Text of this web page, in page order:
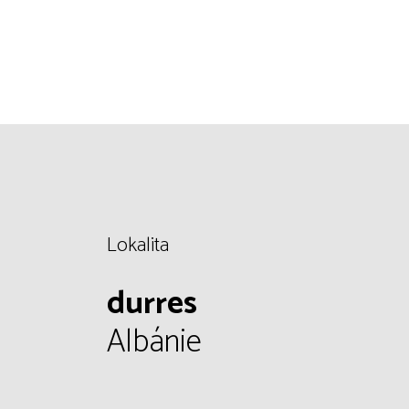
Lokalita
durres
Albánie